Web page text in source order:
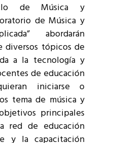
de Música y
de Música y
abordarán
diversos tópicos de
a la tecnología y
de educación
iniciarse o
tema de música y
principales
red de educación
y la capacitación